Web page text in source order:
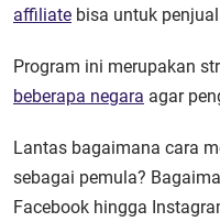
affiliate bisa untuk
Program ini merupakan
beberapa negara agar
Lantas bagaimana cara
sebagai pemula?
Facebook hingga